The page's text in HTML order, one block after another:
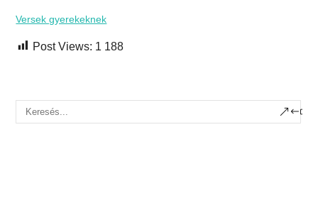
Versek gyerekeknek
Post Views: 1 188